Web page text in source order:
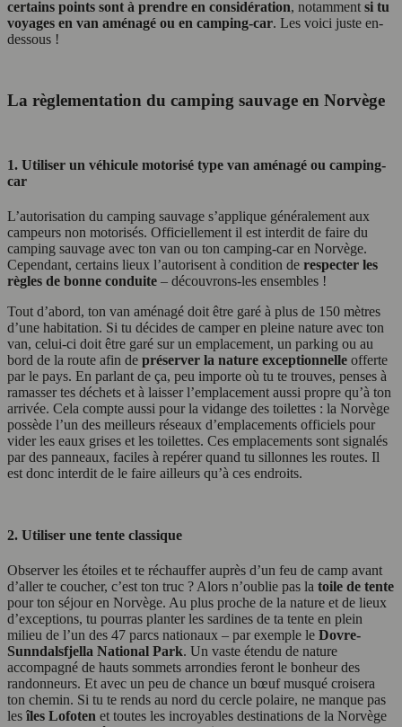
certains points sont à prendre en considération, notamment si tu
voyages en van aménagé ou en camping-car. Les voici juste en-
dessous !
La règlementation du camping sauvage en Norvège
1. Utiliser un véhicule motorisé type van aménagé ou camping-
car
L’autorisation du camping sauvage s’applique généralement aux
campeurs non motorisés. Officiellement il est interdit de faire du
camping sauvage avec ton van ou ton camping-car en Norvège.
Cependant, certains lieux l’autorisent à condition de respecter les
règles de bonne conduite – découvrons-les ensembles !
Tout d’abord, ton van aménagé doit être garé à plus de 150 mètres
d’une habitation. Si tu décides de camper en pleine nature avec ton
van, celui-ci doit être garé sur un emplacement, un parking ou au
bord de la route afin de préserver la nature exceptionnelle offerte
par le pays. En parlant de ça, peu importe où tu te trouves, penses à
ramasser tes déchets et à laisser l’emplacement aussi propre qu’à ton
arrivée. Cela compte aussi pour la vidange des toilettes : la Norvège
possède l’un des meilleurs réseaux d’emplacements officiels pour
vider les eaux grises et les toilettes. Ces emplacements sont signalés
par des panneaux, faciles à repérer quand tu sillonnes les routes. Il
est donc interdit de le faire ailleurs qu’à ces endroits.
2. Utiliser une tente classique
Observer les étoiles et te réchauffer auprès d’un feu de camp avant
d’aller te coucher, c’est ton truc ? Alors n’oublie pas la toile de tente
pour ton séjour en Norvège. Au plus proche de la nature et de lieux
d’exceptions, tu pourras planter les sardines de ta tente en plein
milieu de l’un des 47 parcs nationaux – par exemple le Dovre-
Sunndalsfjella National Park. Un vaste étendu de nature
accompagné de hauts sommets arrondies feront le bonheur des
randonneurs. Et avec un peu de chance un bœuf musqué croisera
ton chemin. Si tu te rends au nord du cercle polaire, ne manque pas
les îles Lofoten et toutes les incroyables destinations de la Norvège